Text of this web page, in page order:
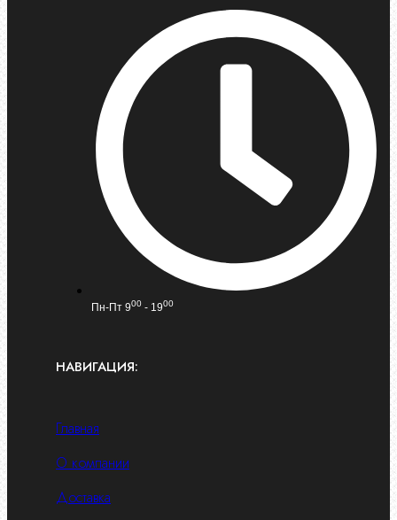
Пн-Пт 900 - 1900
НАВИГАЦИЯ:
Главная
О компании
Доставка